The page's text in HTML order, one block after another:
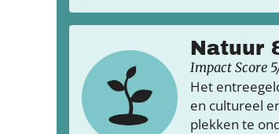
Natuur
Impact Score
Het
en cultureel
plekken te